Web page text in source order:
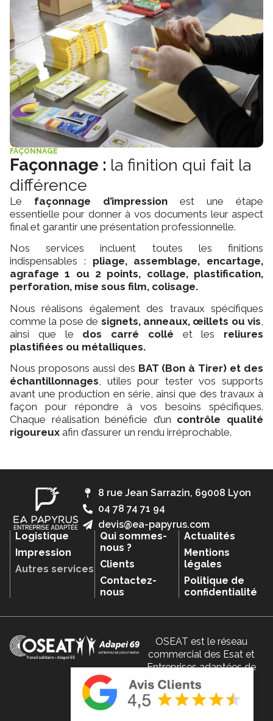
FAÇONNAGE
Façonnage : la finition qui fait la
différence
Le façonnage d’impression est une étape
essentielle pour donner à vos documents leur aspect
final et garantir une présentation professionnelle.
Nos services incluent toutes les finitions
indispensables : pliage, assemblage, encartage,
agrafage 1 ou 2 points, collage, plastification,
perforation, mise sous film, colisage.
Nous réalisons également des travaux spécifiques
comme la pose de signets, anneaux, œillets ou vis
ainsi que le dos carré collé et les reliures
plastifiées ou métalliques.
Nous proposons aussi des BAT (Bon à Tirer) et des
échantillonnages , utiles pour tester vos supports
avant une production en série, ainsi que des travaux à
façon pour répondre à vos besoins spécifiques.
Chaque réalisation bénéficie d’un contrôle qualité
rigoureux afin d’assurer un rendu irréprochable.
8 rue Jean Sarrazin, 69008 Lyon
04 78 74 71 94
devis@ea-papyrus.com
Logistique
Impression
Autres services
Qui sommes-
nous ?
Clients
Contactez-
nous
Actualités
Mentions
légales
Politique de
confidentialité
OSEAT est le réseau
commercial des Esat et
Entreprises adaptées de
l’Adapei 69.